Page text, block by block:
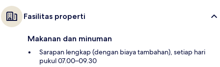
Fasilitas properti
Makanan dan minuman
Sarapan lengkap (dengan biaya tambahan), setiap hari
pukul 07.00–09.30